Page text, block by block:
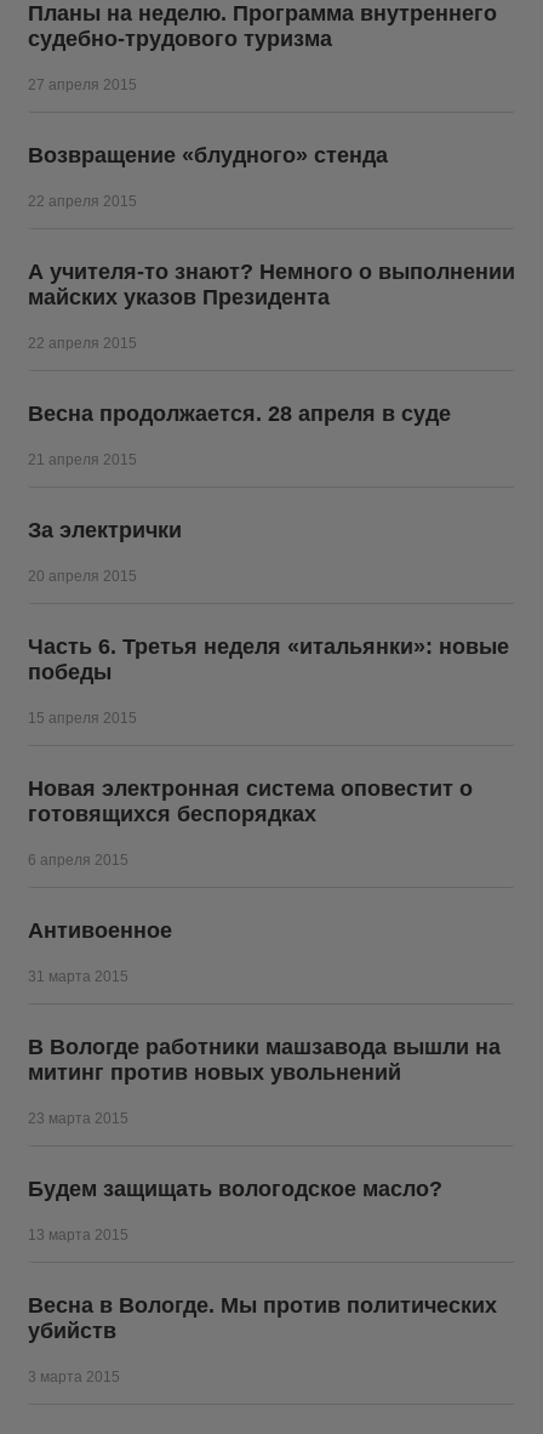
Планы на неделю. Программа внутреннего
судебно-трудового туризма
27 апреля 2015
Возвращение «блудного» стенда
22 апреля 2015
А учителя-то знают? Немного о выполнении
майских указов Президента
22 апреля 2015
Весна продолжается. 28 апреля в суде
21 апреля 2015
За электрички
20 апреля 2015
Часть 6. Третья неделя «итальянки»: новые
победы
15 апреля 2015
Новая электронная система оповестит о
готовящихся беспорядках
6 апреля 2015
Антивоенное
31 марта 2015
В Вологде работники машзавода вышли на
митинг против новых увольнений
23 марта 2015
Будем защищать вологодское масло?
13 марта 2015
Весна в Вологде. Мы против политических
убийств
3 марта 2015